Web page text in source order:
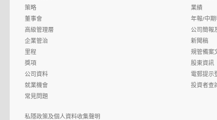
策略
董事會
高級管理層
企業管治
里程
獎項
公司資料
就業機會
常見問題
業績
年報/中期
公司簡報
新聞稿
規管備案
股東資訊
電郵提示
投資者查
私隱政策及個人資料收集聲明